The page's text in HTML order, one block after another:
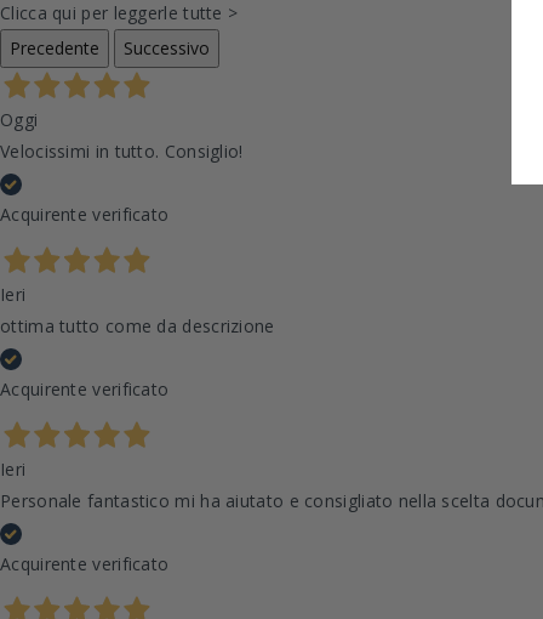
Clicca qui per leggerle tutte >
Precedente
Successivo
Oggi
Velocissimi in tutto. Consiglio!
Acquirente verificato
Ieri
ottima tutto come da descrizione
Acquirente verificato
Ieri
Personale fantastico mi ha aiutato e consigliato nella scelta
Acquirente verificato